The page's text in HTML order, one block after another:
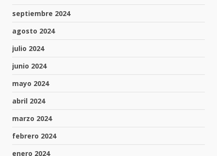
septiembre 2024
agosto 2024
julio 2024
junio 2024
mayo 2024
abril 2024
marzo 2024
febrero 2024
enero 2024